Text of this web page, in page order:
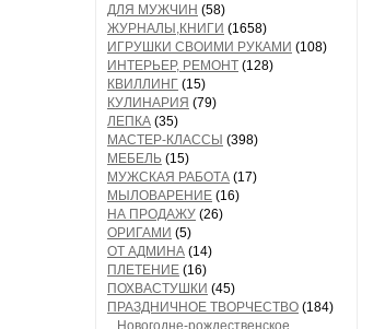
ДЛЯ МУЖЧИН (58)
ЖУРНАЛЫ,КНИГИ (1658)
ИГРУШКИ СВОИМИ РУКАМИ (108)
ИНТЕРЬЕР, РЕМОНТ (128)
КВИЛЛИНГ (15)
КУЛИНАРИЯ (79)
ЛЕПКА (35)
МАСТЕР-КЛАССЫ (398)
МЕБЕЛЬ (15)
МУЖСКАЯ РАБОТА (17)
МЫЛОВАРЕНИЕ (16)
НА ПРОДАЖУ (26)
ОРИГАМИ (5)
ОТ АДМИНА (14)
ПЛЕТЕНИЕ (16)
ПОХВАСТУШКИ (45)
ПРАЗДНИЧНОЕ ТВОРЧЕСТВО (184)
Новогодне-рождественское